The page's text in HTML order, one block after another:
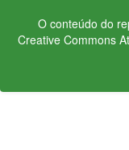
O conteúdo do
Creative Commons